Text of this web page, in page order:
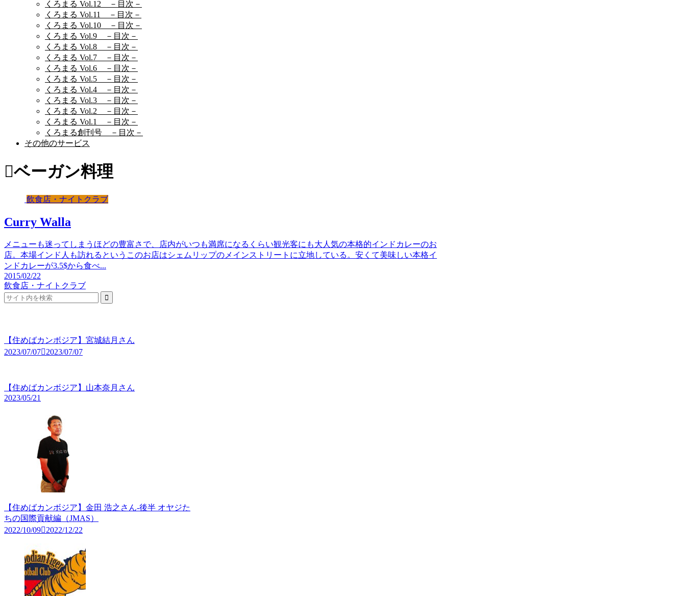
くろまる Vol.12 －目次－
くろまる Vol.11 －目次－
くろまる Vol.10 －目次－
くろまる Vol.9 －目次－
くろまる Vol.8 －目次－
くろまる Vol.7 －目次－
くろまる Vol.6 －目次－
くろまる Vol.5 －目次－
くろまる Vol.4 －目次－
くろまる Vol.3 －目次－
くろまる Vol.2 －目次－
くろまる Vol.1 －目次－
くろまる創刊号 －目次－
その他のサービス
ベーガン料理
飲食店・ナイトクラブ
Curry Walla
メニューも迷ってしまうほどの豊富さで、店内がいつも満席になるくらい観光客にも大人気の本格的インドカレーのお
店。本場インド人も訪れるというこのお店はシェムリップのメインストリートに立地している。安くて美味しい本格イ
ンドカレーが3.5$から食べ...
2015/02/22
飲食店・ナイトクラブ
【住めばカンボジア】宮城結月さん
2023/07/07 2023/07/07
【住めばカンボジア】山本奈月さん
2023/05/21
【住めばカンボジア】金田 浩之さん-後半 オヤジた
ちの国際貢献編（JMAS）
2022/10/09 2022/12/22